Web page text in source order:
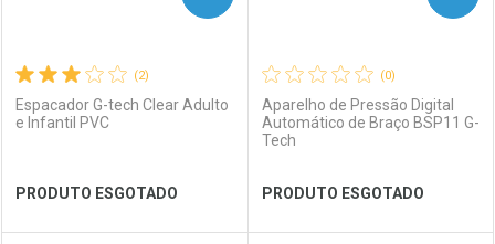
(2)
Espacador G-tech Clear Adulto
e Infantil PVC
PRODUTO ESGOTADO
(0)
Aparelho de Pressão Digital
Automático de Braço BSP11 G-
Tech
PRODUTO ESGOTADO